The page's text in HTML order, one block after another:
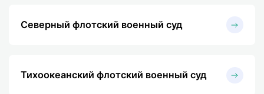
Северный флотский военный суд
Тихоокеанский флотский военный суд